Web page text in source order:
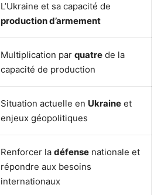
L’Ukraine et sa capacité de
production d’armement
Multiplication par quatre de la
capacité de production
Situation actuelle en Ukraine et
enjeux géopolitiques
Renforcer la défense nationale et
répondre aux besoins
internationaux